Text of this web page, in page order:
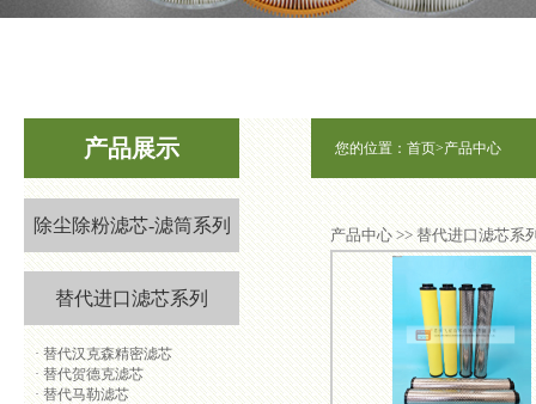
产品展示
除尘除粉滤芯-滤筒系列
替代进口滤芯系列
·替代汉克森精密滤芯
·替代贺德克滤芯
·替代马勒滤芯
您的位置： 首页>产品中心
产品中心 >> 替代进口滤芯系